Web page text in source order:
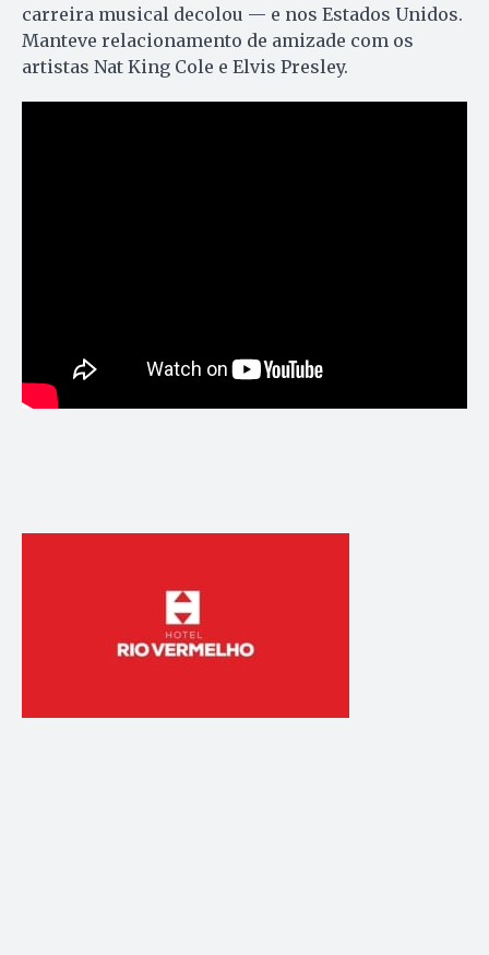
carreira musical decolou — e nos Estados Unidos.
Manteve relacionamento de amizade com os
artistas Nat King Cole e Elvis Presley.